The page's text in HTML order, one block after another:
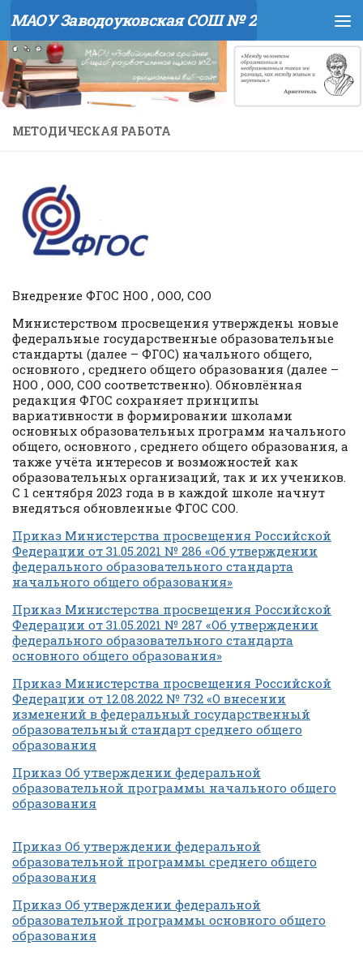
Перейти к содержимому
МАОУ Заводоуковская СОШ № 2
МЕТОДИЧЕСКАЯ РАБОТА
Внедрение ФГОС НОО , ООО, СОО
Министерством просвещения утверждены новые
федеральные государственные образовательные
стандарты (далее – ФГОС) начального общего,
основного , среднего общего образования (далее –
НОО , ООО, СОО соответственно). Обновлённая
редакция ФГОС сохраняет принципы
вариативности в формировании школами
основных образовательных программ начального
общего, основного , среднего общего образования, а
также учёта интересов и возможностей как
образовательных организаций, так и их учеников.
С 1 сентября 2023 года в в каждой школе начнут
внедяться обновленные ФГОС СОО.
Приказ Министерства просвещения Российской
Федерации от 31.05.2021 № 286 «Об утверждении
федерального образовательного стандарта
начального общего образования»
Приказ Министерства просвещения Российской
Федерации от 31.05.2021 № 287 «Об утверждении
федерального образовательного стандарта
основного общего образования»
Приказ Министерства просвещения Российской
Федерации от 12.08.2022 № 732 «О внесении
изменений в федеральный государственный
образовательный стандарт среднего общего
образования
Приказ Об утверждении федеральной
образовательной программы начального общего
образования
Приказ Об утверждении федеральной
образовательной программы среднего общего
образования
Приказ Об утверждении федеральной
образовательной программы основного общего
образования